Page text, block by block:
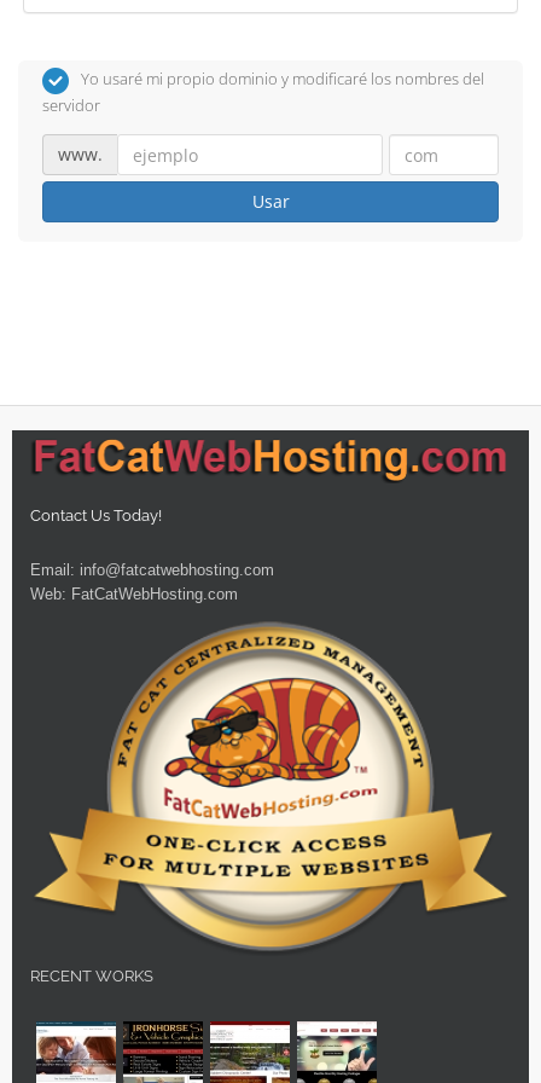
Yo usaré mi propio dominio y modificaré los nombres del
servidor
www.
Usar
Contact Us Today!
Email: info@fatcatwebhosting.com
Web: FatCatWebHosting.com
RECENT WORKS